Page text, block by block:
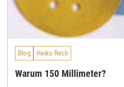
Blog Heiko Rech
Warum 150 Millimeter?